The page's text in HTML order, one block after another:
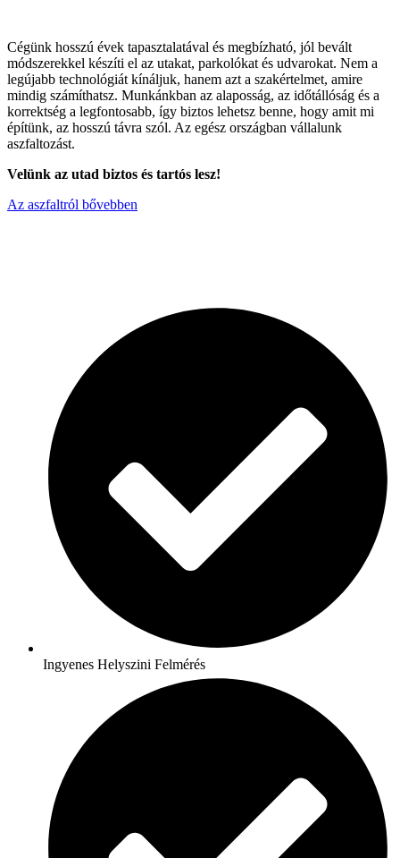
Cégünk hosszú évek tapasztalatával és megbízható, jól bevált
módszerekkel készíti el az utakat, parkolókat és udvarokat. Nem a
legújabb technológiát kínáljuk, hanem azt a szakértelmet, amire
mindig számíthatsz. Munkánkban az alaposság, az időtállóság és a
korrektség a legfontosabb, így biztos lehetsz benne, hogy amit mi
építünk, az hosszú távra szól. Az egész országban vállalunk
aszfaltozást.
Velünk az utad biztos és tartós lesz!
Az aszfaltról bővebben
Ingyenes Helyszini Felmérés